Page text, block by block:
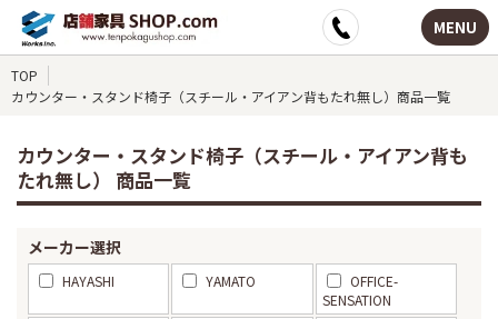
MENU
TOP
カウンター・スタンド椅子（スチール・アイアン背もたれ無し）商品一覧
カウンター・スタンド椅子（スチール・アイアン背も
たれ無し） 商品一覧
メーカー選択
HAYASHI YAMATO
OFFICE-
SENSATION